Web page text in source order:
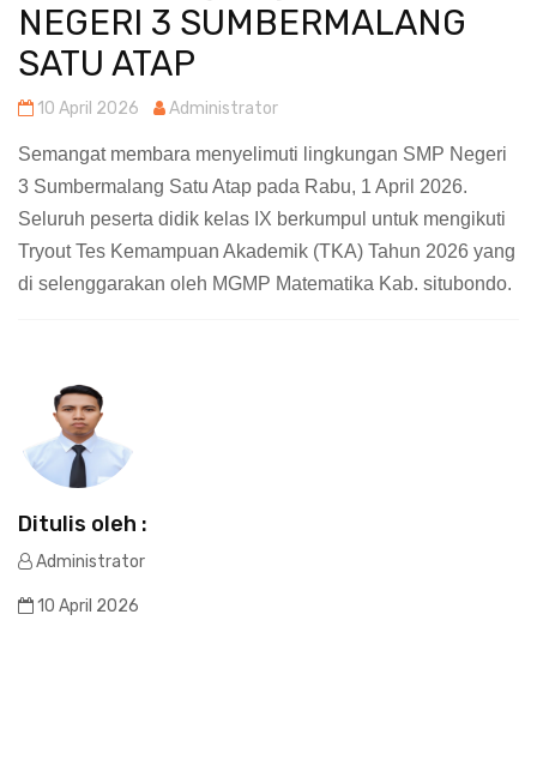
NEGERI 3 SUMBERMALANG
SATU ATAP
10 April 2026 Administrator
Semangat membara menyelimuti lingkungan SMP Negeri
3 Sumbermalang Satu Atap pada Rabu, 1 April 2026.
Seluruh peserta didik kelas IX berkumpul untuk mengikuti
Tryout Tes Kemampuan Akademik (TKA) Tahun 2026 yang
di selenggarakan oleh MGMP Matematika Kab. situbondo.
Ditulis oleh :
Administrator
10 April 2026